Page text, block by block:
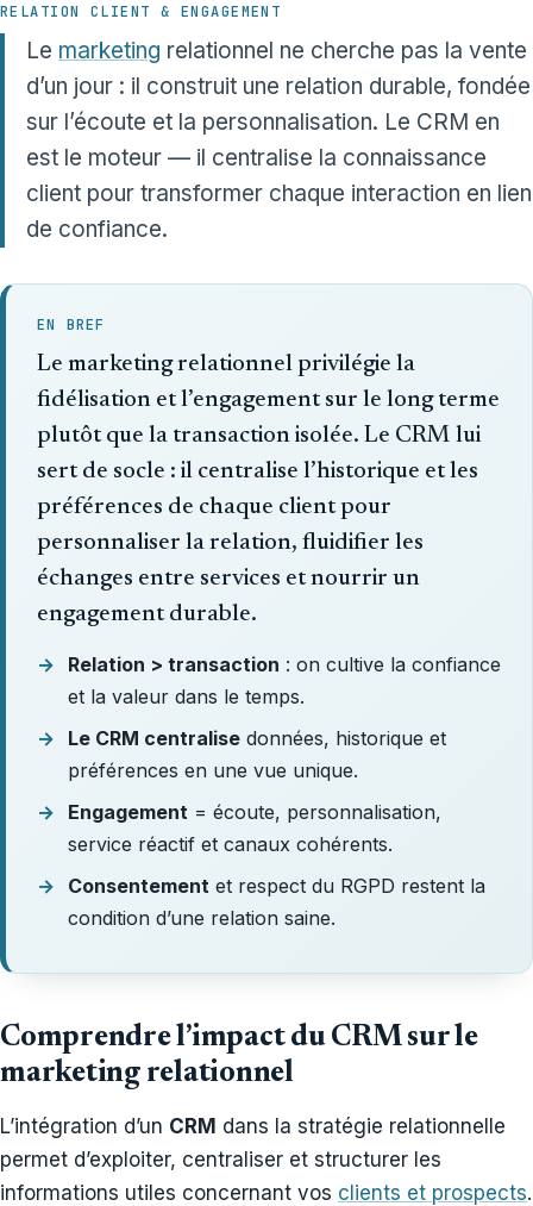
RELATION CLIENT & ENGAGEMENT
Le marketing relationnel ne cherche pas la vente
d’un jour : il construit une relation durable, fondée
sur l’écoute et la personnalisation. Le CRM en
est le moteur — il centralise la connaissance
client pour transformer chaque interaction en lien
de confiance.
EN BREF
Le marketing relationnel privilégie la
fidélisation et l’engagement sur le long terme
plutôt que la transaction isolée. Le CRM lui
sert de socle : il centralise l’historique et les
préférences de chaque client pour
personnaliser la relation, fluidifier les
échanges entre services et nourrir un
engagement durable.
Relation > transaction : on cultive la confiance
et la valeur dans le temps.
Le CRM centralise données, historique et
préférences en une vue unique.
Engagement = écoute, personnalisation,
service réactif et canaux cohérents.
Consentement et respect du RGPD restent la
condition d’une relation saine.
Comprendre l’impact du CRM sur le
marketing relationnel
L’intégration d’un CRM dans la stratégie relationnelle
permet d’exploiter, centraliser et structurer les
informations utiles concernant vos clients et prospects.